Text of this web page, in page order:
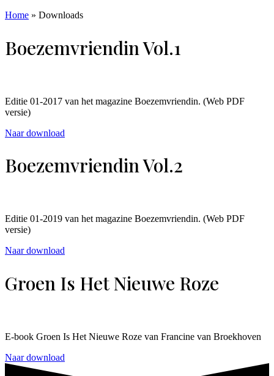
Home » Downloads
Boezemvriendin Vol.1
Editie 01-2017 van het magazine Boezemvriendin. (Web PDF
versie)
Naar download
Boezemvriendin Vol.2
Editie 01-2019 van het magazine Boezemvriendin. (Web PDF
versie)
Naar download
Groen Is Het Nieuwe Roze
E-book Groen Is Het Nieuwe Roze van Francine van Broekhoven
Naar download